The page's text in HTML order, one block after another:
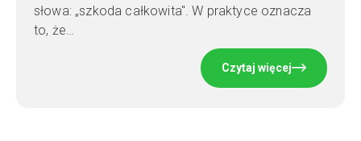
słowa: „szkoda całkowita". W praktyce oznacza
to, że…
Czytaj więcej